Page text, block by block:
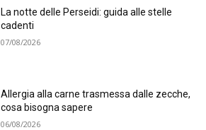
La notte delle Perseidi: guida alle stelle
cadenti
07/08/2026
Allergia alla carne trasmessa dalle zecche,
cosa bisogna sapere
06/08/2026